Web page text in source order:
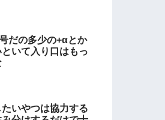
だの多少の+αとか
いて入り口はもっ
いやつは協力する